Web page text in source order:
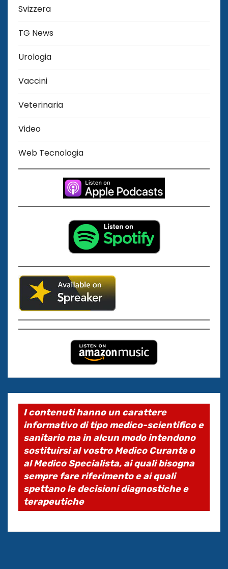
Svizzera
TG News
Urologia
Vaccini
Veterinaria
Video
Web Tecnologia
I contenuti hanno un carattere
informativo di tipo medico-scientifico e
sanitario ma in alcun modo intendono
sostituirsi al vostro Medico Curante o
al Medico Specialista, ai quali bisogna
sempre fare riferimento e ai quali
spettano le decisioni diagnostiche e
terapeutiche